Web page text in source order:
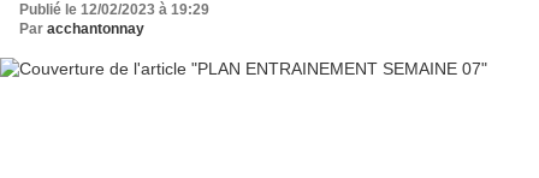
Publié le 12/02/2023 à 19:29
Par acchantonnay